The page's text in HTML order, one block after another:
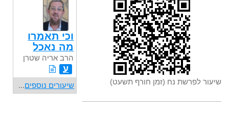
שיעור לפרשת נח (זמן חורף תשעט)
וכי תאמרו
מה נאכל
הרב אריה שטרן
ע
שיעורים נוספים...